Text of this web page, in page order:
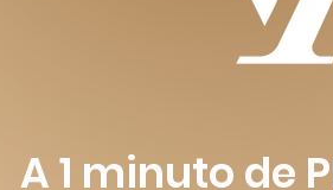
A 1 minuto de